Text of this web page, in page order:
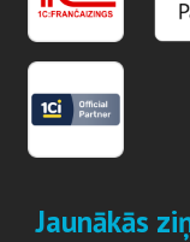
Jaunākās